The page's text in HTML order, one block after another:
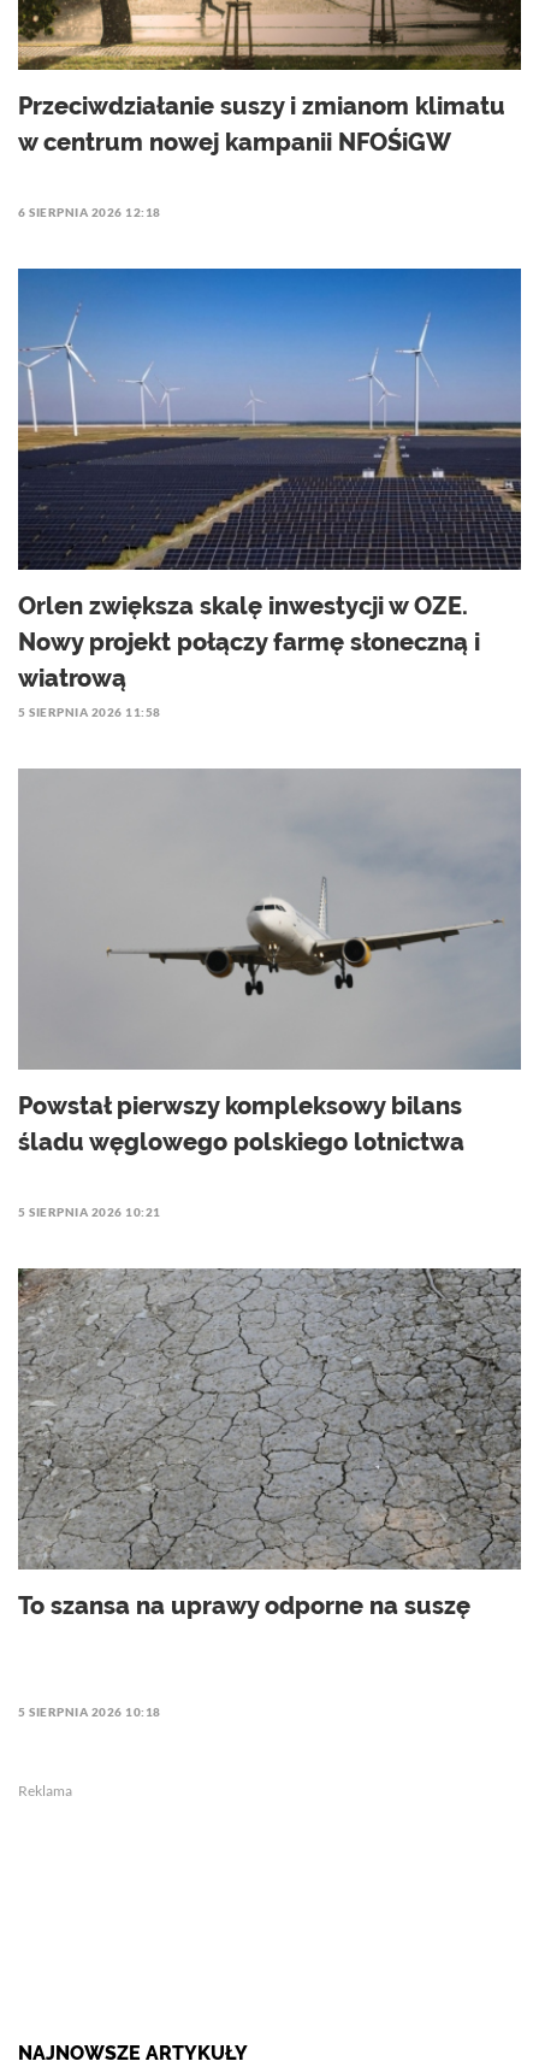
Przeciwdziałanie suszy i zmianom klimatu
w centrum nowej kampanii NFOŚiGW
6 SIERPNIA 2026 12:18
Orlen zwiększa skalę inwestycji w OZE.
Nowy projekt połączy farmę słoneczną i
wiatrową
5 SIERPNIA 2026 11:58
Powstał pierwszy kompleksowy bilans
śladu węglowego polskiego lotnictwa
5 SIERPNIA 2026 10:21
To szansa na uprawy odporne na suszę
5 SIERPNIA 2026 10:18
Reklama
NAJNOWSZE ARTYKUŁY